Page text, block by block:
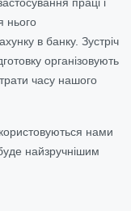
нього
в банку. Зустріч
організовують
часу нашого
нами
найзручнішим